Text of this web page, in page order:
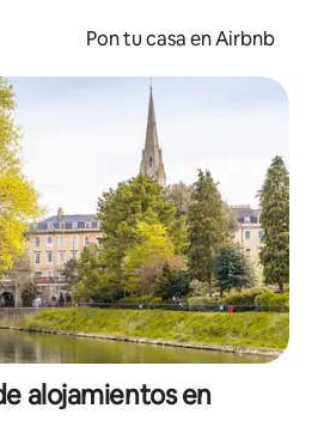
Pon tu casa en Airbnb
alojamientos en